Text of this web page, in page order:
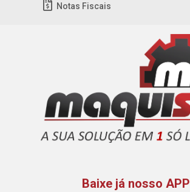
Notas Fiscais
Baixe já nosso APP